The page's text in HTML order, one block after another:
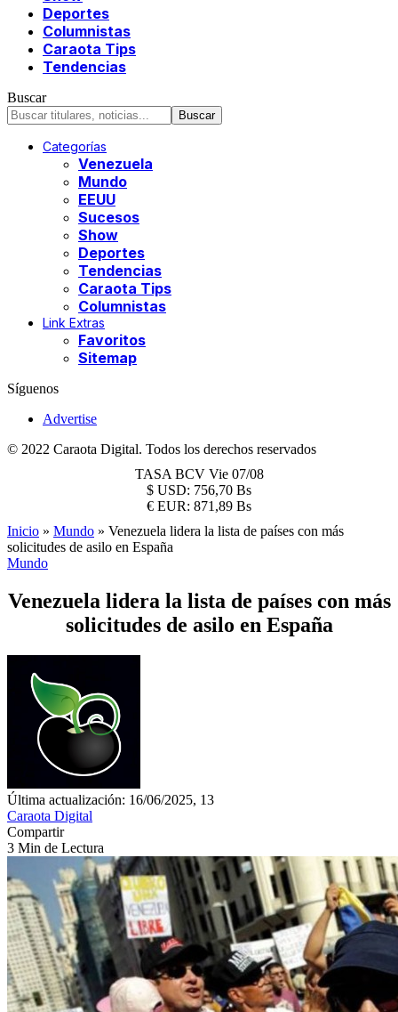
Deportes
Columnistas
Caraota Tips
Tendencias
Buscar
Categorías
Venezuela
Mundo
EEUU
Sucesos
Show
Deportes
Tendencias
Caraota Tips
Columnistas
Link Extras
Favoritos
Sitemap
Síguenos
Advertise
© 2022 Caraota Digital. Todos los derechos reservados
TASA BCV Vie 07/08
$ USD: 756,70 Bs
€ EUR: 871,89 Bs
Inicio » Mundo » Venezuela lidera la lista de países con más
solicitudes de asilo en España
Mundo
Venezuela lidera la lista de países con más
solicitudes de asilo en España
Última actualización: 16/06/2025, 13
Caraota Digital
Compartir
3 Min de Lectura